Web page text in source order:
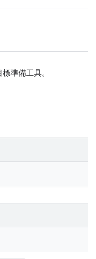
準備工具。